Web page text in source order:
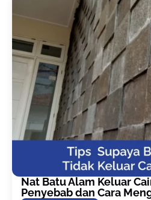
Nat Batu Alam Keluar
Penyebab dan Cara